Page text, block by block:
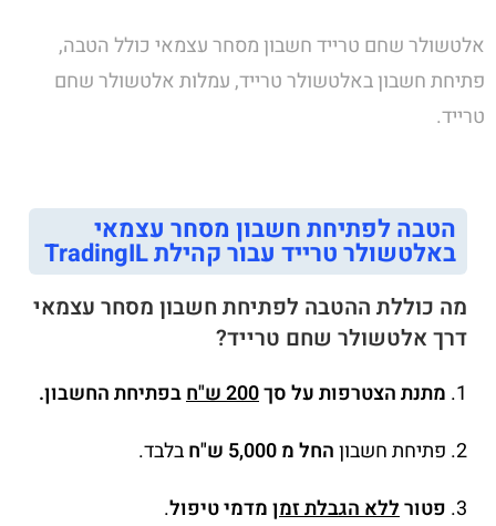
אלטשולר שחם טרייד חשבון מסחר עצמאי כולל הטבה,
פתיחת חשבון באלטשולר טרייד, עמלות אלטשולר שחם
טרייד.
הטבה לפתיחת חשבון מסחר עצמאי
באלטשולר טרייד עבור קהילת TradingIL
מה כוללת ההטבה לפתיחת חשבון מסחר עצמאי
דרך אלטשולר שחם טרייד?
1. מתנת הצטרפות על סך200 ש"ח
בפתיחת החשבון.
2. פתיחת חשבון
החל מ 5,000 ש"ח
בלבד.
3. פטורללא הגבלת זמןמדמי טיפול.